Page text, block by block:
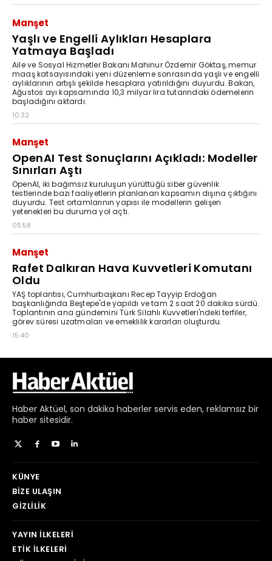
Haber Aktüel, son dakika haberler servis eden, reklamsız bir
haber sitesidir.
KÜNYE
BIZE ULAŞIN
GIZLILIK
YAYIN İLKELERI
ETIK İLKELERI